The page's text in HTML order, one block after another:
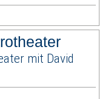
mit David